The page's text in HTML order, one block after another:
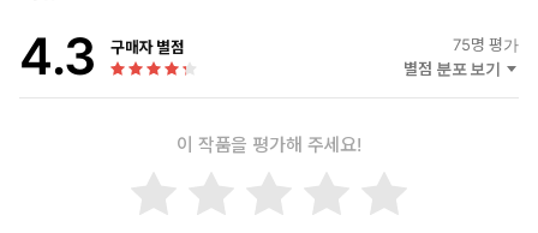
4.3 구매자 별점 75명 평가
별점 분포 보기
이 작품을 평가해 주세요!